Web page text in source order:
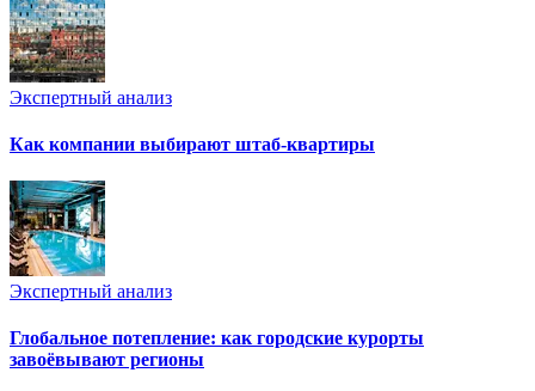
Экспертный анализ
Как компании выбирают штаб-квартиры
Экспертный анализ
Глобальное потепление: как городские курорты
завоёвывают регионы